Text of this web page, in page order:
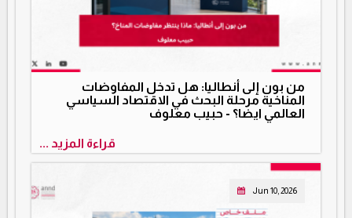
من بون إلى أنطاليا: هل تدخل المفاوضات
المناخية مرحلة البحث في الاقتصاد السياسي
العالمي ايضا؟ - حبيب معلوف
قراءة المزيد ...
Jun 10, 2026